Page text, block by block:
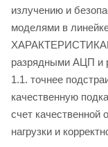
излучению и
моделями в
разрядными АЦП и
1.1. точнее
качественную
счет качественной
нагрузки и